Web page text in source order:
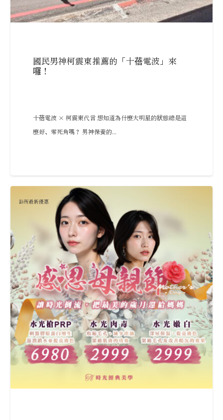
國民男神柯震東推薦的「十蓓電波」來
囉！
十蓓電波 × 柯震東代言 想知道為什麼大明星的狀態總是這
麼好、零死角嗎？ 男神保養的...
診所最新優惠